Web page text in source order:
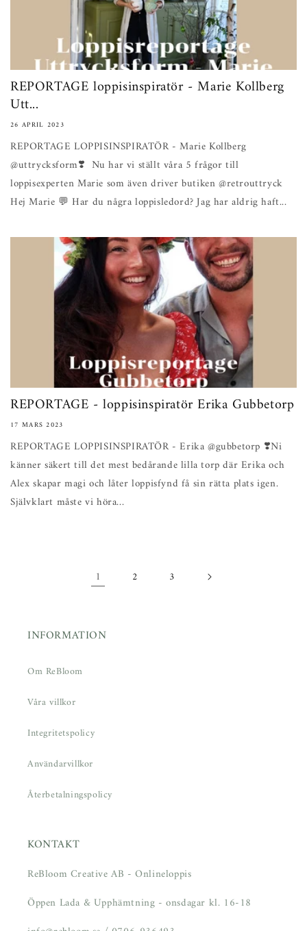
REPORTAGE loppisinspiratör - Marie Kollberg
Utt...
26 APRIL 2023
REPORTAGE LOPPISINSPIRATÖR - Marie Kollberg
@uttrycksform❣️ Nu har vi ställt våra 5 frågor till
loppisexperten Marie som även driver butiken @retrouttryck
Hej Marie 💬 Har du några loppisledord? Jag har aldrig haft...
REPORTAGE - loppisinspiratör Erika Gubbetorp
17 MARS 2023
REPORTAGE LOPPISINSPIRATÖR - Erika @gubbetorp ❣️Ni
känner säkert till det mest bedårande lilla torp där Erika och
Alex skapar magi och låter loppisfynd få sin rätta plats igen.
Självklart måste vi höra...
1 2 3
INFORMATION
Om ReBloom
Våra villkor
Integritetspolicy
Användarvillkor
Återbetalningspolicy
KONTAKT
ReBloom Creative AB - Onlineloppis
Öppen Lada & Upphämtning - onsdagar kl. 16-18